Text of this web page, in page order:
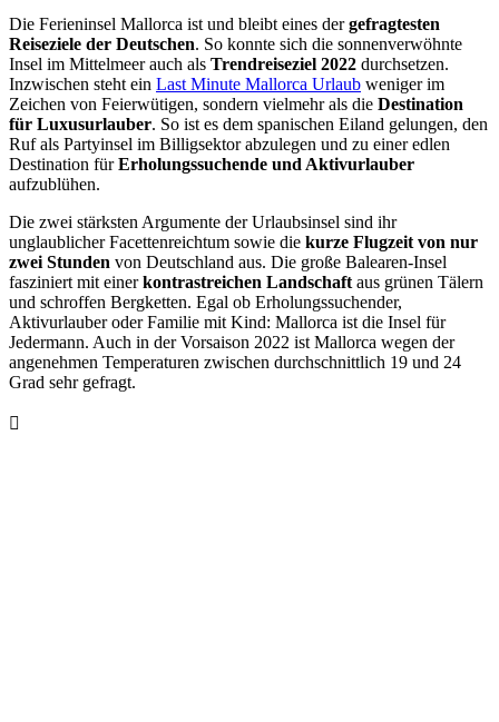
Die Ferieninsel Mallorca ist und bleibt eines dergefragtesten
Reiseziele der Deutschen. So konnte sich die sonnenverwöhnte
Insel im Mittelmeer auch als Trendreiseziel 2022 durchsetzen.
Inzwischen steht ein Last Minute Mallorca Urlaub weniger im
Zeichen von Feierwütigen, sondern vielmehr als die Destination
für Luxusurlauber. So ist es dem spanischen Eiland gelungen, den
Ruf als Partyinsel im Billigsektor abzulegen und zu einer edlen
Destination fürErholungssuchende und Aktivurlauber
aufzublühen.
Die zwei stärksten Argumente der Urlaubsinsel sind ihr
unglaublicher Facettenreichtum sowie die kurze Flugzeit von nur
zwei Stunden von Deutschland aus. Die große Balearen-Insel
fasziniert mit einerkontrastreichen Landschaft aus grünen Tälern
und schroffen Bergketten. Egal ob Erholungssuchender,
Aktivurlauber oder Familie mit Kind: Mallorca ist die Insel für
Jedermann. Auch in der Vorsaison 2022 ist Mallorca wegen der
angenehmen Temperaturen zwischen durchschnittlich 19 und 24
Grad sehr gefragt.